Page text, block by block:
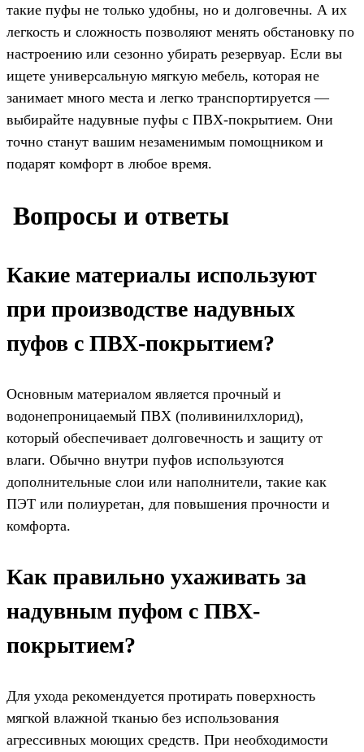
такие пуфы не только удобны, но и долговечны. А их
легкость и сложность позволяют менять обстановку по
настроению или сезонно убирать резервуар. Если вы
ищете универсальную мягкую мебель, которая не
занимает много места и легко транспортируется —
выбирайте надувные пуфы с ПВХ-покрытием. Они
точно станут вашим незаменимым помощником и
подарят комфорт в любое время.
️ Вопросы и ответы
Какие материалы используют
при производстве надувных
пуфов с ПВХ-покрытием?
Основным материалом является прочный и
водонепроницаемый ПВХ (поливинилхлорид),
который обеспечивает долговечность и защиту от
влаги. Обычно внутри пуфов используются
дополнительные слои или наполнители, такие как
ПЭТ или полиуретан, для повышения прочности и
комфорта.
Как правильно ухаживать за
надувным пуфом с ПВХ-
покрытием?
Для ухода рекомендуется протирать поверхность
мягкой влажной тканью без использования
агрессивных моющих средств. При необходимости